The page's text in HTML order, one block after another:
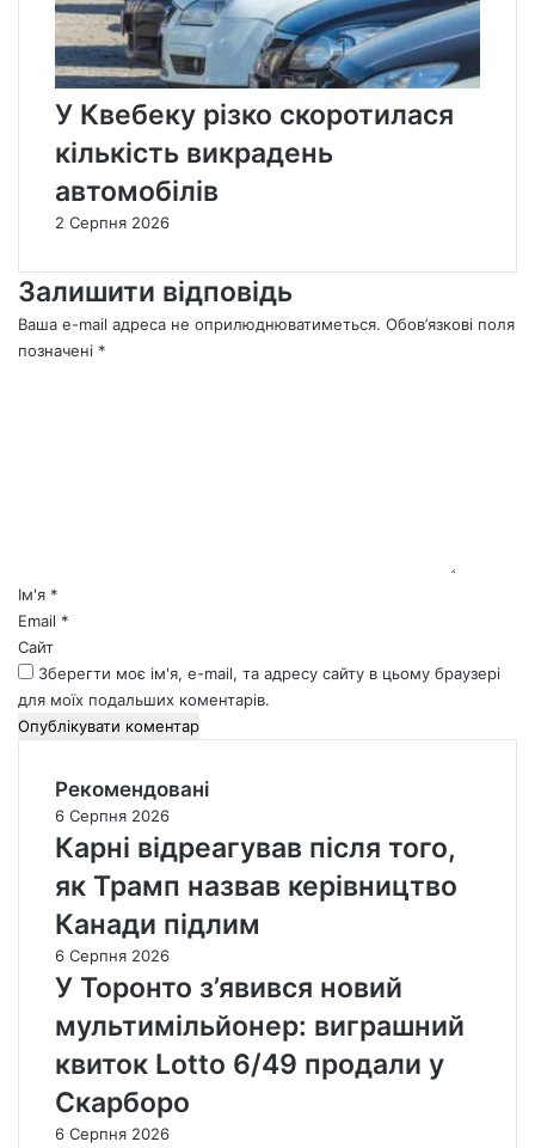
У Квебеку різко скоротилася
кількість викрадень
автомобілів
2 Серпня 2026
Залишити відповідь
Ваша e-mail адреса не оприлюднюватиметься. Обов’язкові поля
позначені *
*Ім'я *
Email *
Сайт
Зберегти моє ім'я, e-mail, та адресу сайту в цьому браузері
для моїх подальших коментарів.
Рекомендовані
6 Серпня 2026
Карні відреагував після того,
як Трамп назвав керівництво
Канади підлим
6 Серпня 2026
У Торонто з’явився новий
мультимільйонер: виграшний
квиток Lotto 6/49 продали у
Скарборо
6 Серпня 2026